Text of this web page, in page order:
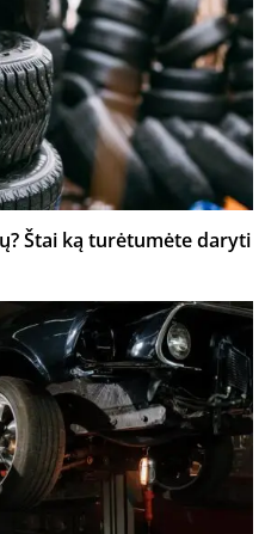
Štai ką turėtumėte daryti